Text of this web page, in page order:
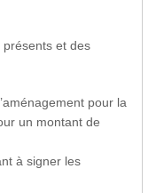
présents et des
pour la
un montant de
à signer les